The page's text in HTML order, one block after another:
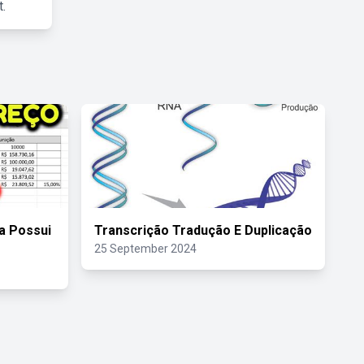
Possui Transcrição Tradução E Duplicação
25 September 2024